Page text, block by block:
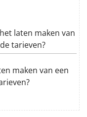
laten maken van
tarieven?
maken van een